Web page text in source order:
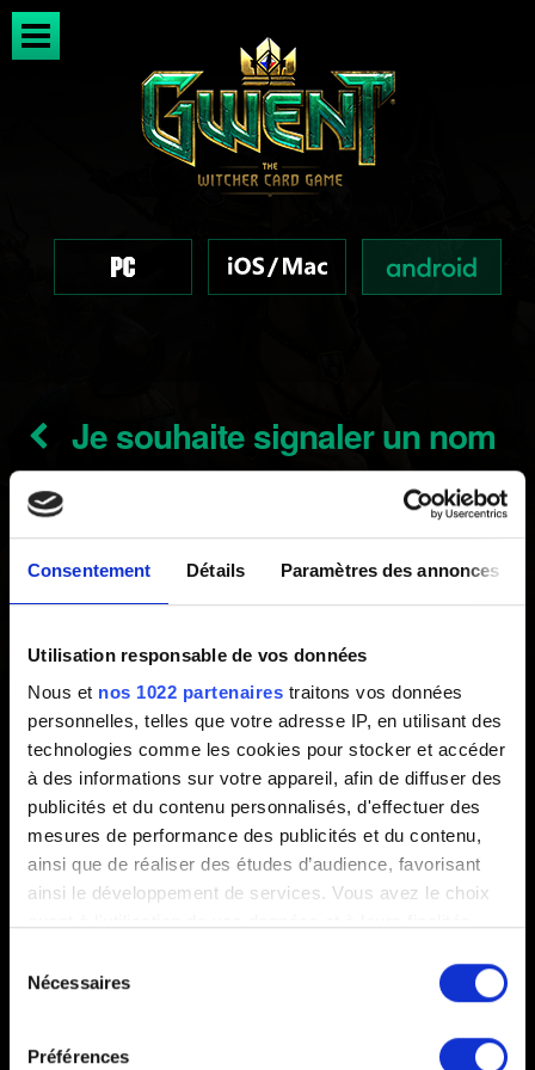
Consentement Détails Paramètres des annonces
Utilisation responsable de vos données
Nous et nos 1022 partenaires traitons vos données
personnelles, telles que votre adresse IP, en utilisant des
technologies comme les cookies pour stocker et accéder
à des informations sur votre appareil, afin de diffuser des
publicités et du contenu personnalisés, d'effectuer des
mesures de performance des publicités et du contenu,
ainsi que de réaliser des études d’audience, favorisant
ainsi le développement de services. Vous avez le choix
tout moment en consultant la Déclaration relative aux
cookies ou en cliquant sur l'icône de confidentialité.
Si vous le permettez, nous aimerions également :
Nécessaires
Préférences
Je souhaite signaler un nom
d'utilisateur inapproprié.
Créé il y a 2 ans Mis à jour il y a 2 ans
inapproprié, utilisez le formulaire de contact ci-dessous.
Besoin d'aide ?
Connectez-vous sur votre compte
GOG.COM et contactez-nous !